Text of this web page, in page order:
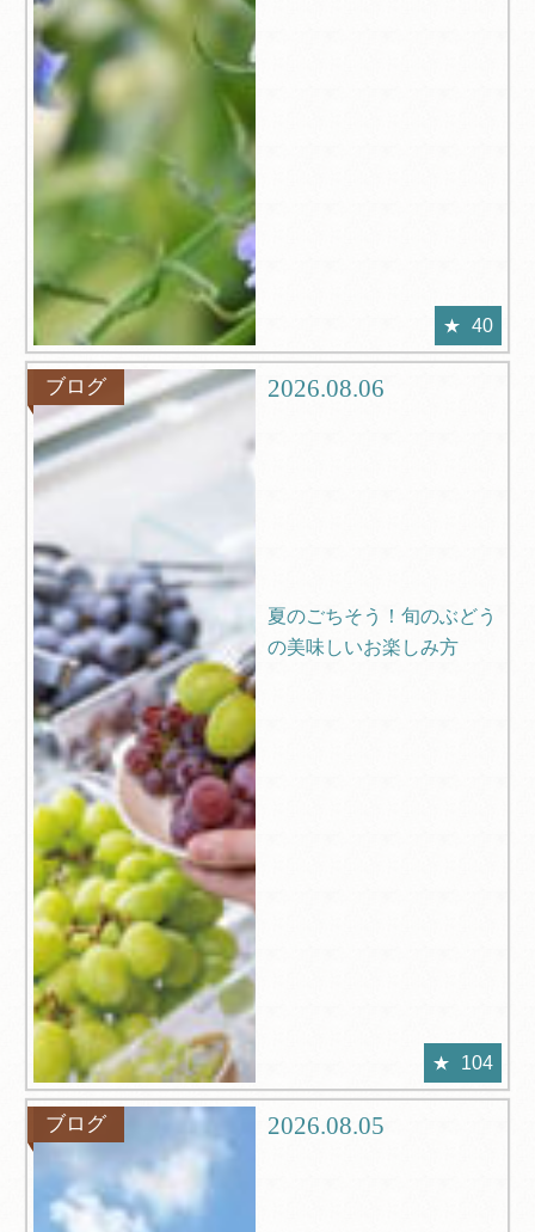
40
ブログ 2026.08.06
夏のごちそう！旬のぶどう
の美味しいお楽しみ方
104
ブログ 2026.08.05